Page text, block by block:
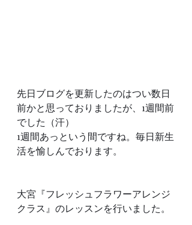
先日ブログを更新したのはつい数日
前かと思っておりましたが、1週間前
でした（汗）
1週間あっという間ですね。毎日新生
活を愉しんでおります。
大宮『フレッシュフラワーアレンジ
クラス』のレッスンを行いました。